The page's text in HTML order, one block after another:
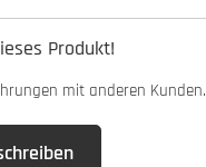
Produkt!
mit anderen Kunden.